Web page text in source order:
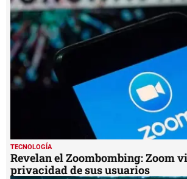
TECNOLOGÍA
Revelan el Zoombombing: Zoom
privacidad de sus usuarios